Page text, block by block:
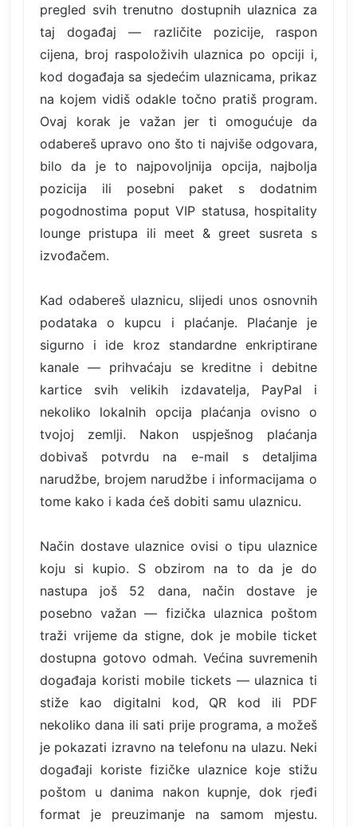
pregled svih trenutno dostupnih ulaznica za
taj događaj — različite pozicije, raspon
cijena, broj raspoloživih ulaznica po opciji i,
kod događaja sa sjedećim ulaznicama, prikaz
na kojem vidiš odakle točno pratiš program.
Ovaj korak je važan jer ti omogućuje da
odabereš upravo ono što ti najviše odgovara,
bilo da je to najpovoljnija opcija, najbolja
pozicija ili posebni paket s dodatnim
pogodnostima poput VIP statusa, hospitality
lounge pristupa ili meet & greet susreta s
izvođačem.
Kad odabereš ulaznicu, slijedi unos osnovnih
podataka o kupcu i plaćanje. Plaćanje je
sigurno i ide kroz standardne enkriptirane
kanale — prihvaćaju se kreditne i debitne
kartice svih velikih izdavatelja, PayPal i
nekoliko lokalnih opcija plaćanja ovisno o
tvojoj zemlji. Nakon uspješnog plaćanja
dobivaš potvrdu na e-mail s detaljima
narudžbe, brojem narudžbe i informacijama o
tome kako i kada ćeš dobiti samu ulaznicu.
Način dostave ulaznice ovisi o tipu ulaznice
koju si kupio. S obzirom na to da je do
nastupa još 52 dana, način dostave je
posebno važan — fizička ulaznica poštom
traži vrijeme da stigne, dok je mobile ticket
dostupna gotovo odmah. Većina suvremenih
događaja koristi mobile tickets — ulaznica ti
stiže kao digitalni kod, QR kod ili PDF
nekoliko dana ili sati prije programa, a možeš
je pokazati izravno na telefonu na ulazu. Neki
događaji koriste fizičke ulaznice koje stižu
poštom u danima nakon kupnje, dok rjeđi
format je preuzimanje na samom mjestu.